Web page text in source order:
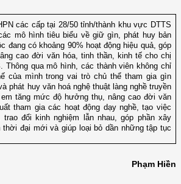
các cấp tại 28/50 tỉnh/thành khu vực DTTS
mô hình tiêu biểu về giữ gìn, phát huy bản
đang có khoảng 90% hoạt động hiệu quả, góp
cao đời văn hóa, tinh thần, kinh tế cho chị
Thông qua mô hình, các thành viên không chỉ
của mình trong vai trò chủ thể tham gia gìn
phát huy văn hoá nghệ thuật làng nghề truyền
tăng mức độ hưởng thụ, nâng cao đời văn
tham gia các hoạt động dạy nghề, tạo việc
đổi kinh nghiệm lẫn nhau, góp phần xây
đại mới và giúp loại bỏ dần những tập tục
Phạm Hiền